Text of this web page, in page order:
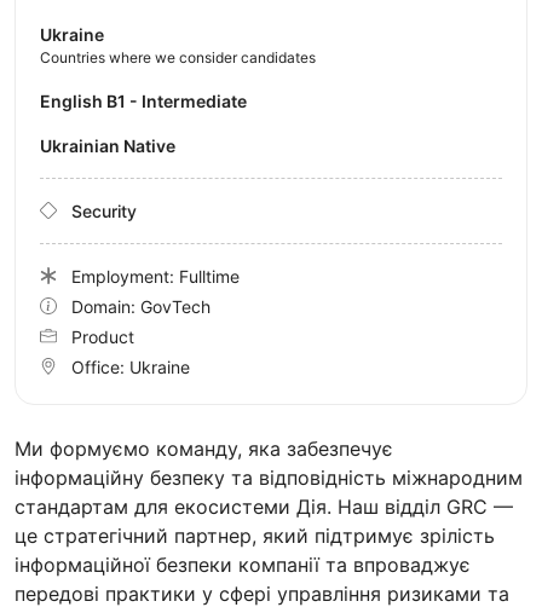
Ми формуємо команду, яка забезпечує
інформаційну безпеку та відповідність міжнародним
стандартам для екосистеми Дія. Наш відділ GRC —
це стратегічний партнер, який підтримує зрілість
інформаційної безпеки компанії та впроваджує
передові практики у сфері управління ризиками та
Ukraine
Countries where we consider candidates
English B1 - Intermediate
Ukrainian Native
Security
Employment: Fulltime
Domain: GovTech
Product
Office: Ukraine